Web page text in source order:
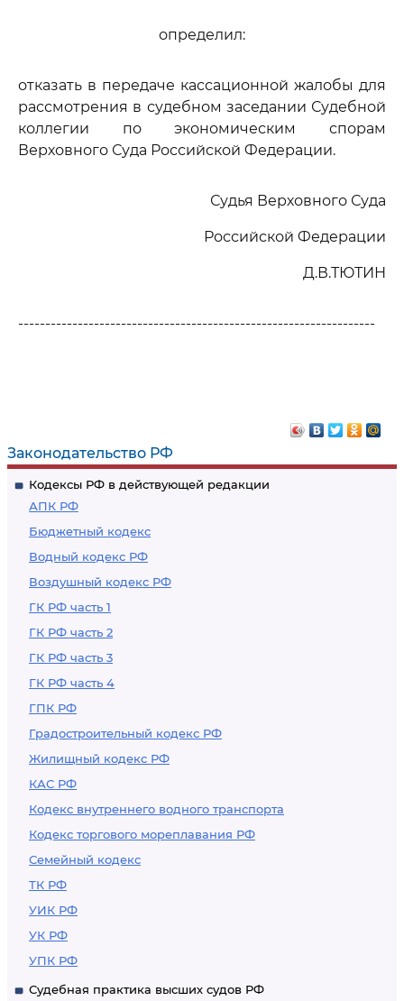
Законодательство РФ
Кодексы РФ в действующей редакции
АПК РФ
Бюджетный кодекс
Водный кодекс РФ
Воздушный кодекс РФ
ГК РФ часть 1
ГК РФ часть 2
ГК РФ часть 3
ГК РФ часть 4
ГПК РФ
Градостроительный кодекс РФ
Жилищный кодекс РФ
КАС РФ
Кодекс внутреннего водного транспорта
Кодекс торгового мореплавания РФ
Семейный кодекс
ТК РФ
УИК РФ
УК РФ
УПК РФ
Судебная практика высших судов РФ
определил:
отказать в передаче кассационной жалобы для
рассмотрения в судебном заседании Судебной
коллегии по экономическим спорам
Верховного Суда Российской Федерации.
Судья Верховного Суда
Российской Федерации
Д.В.ТЮТИН
------------------------------------------------------------------